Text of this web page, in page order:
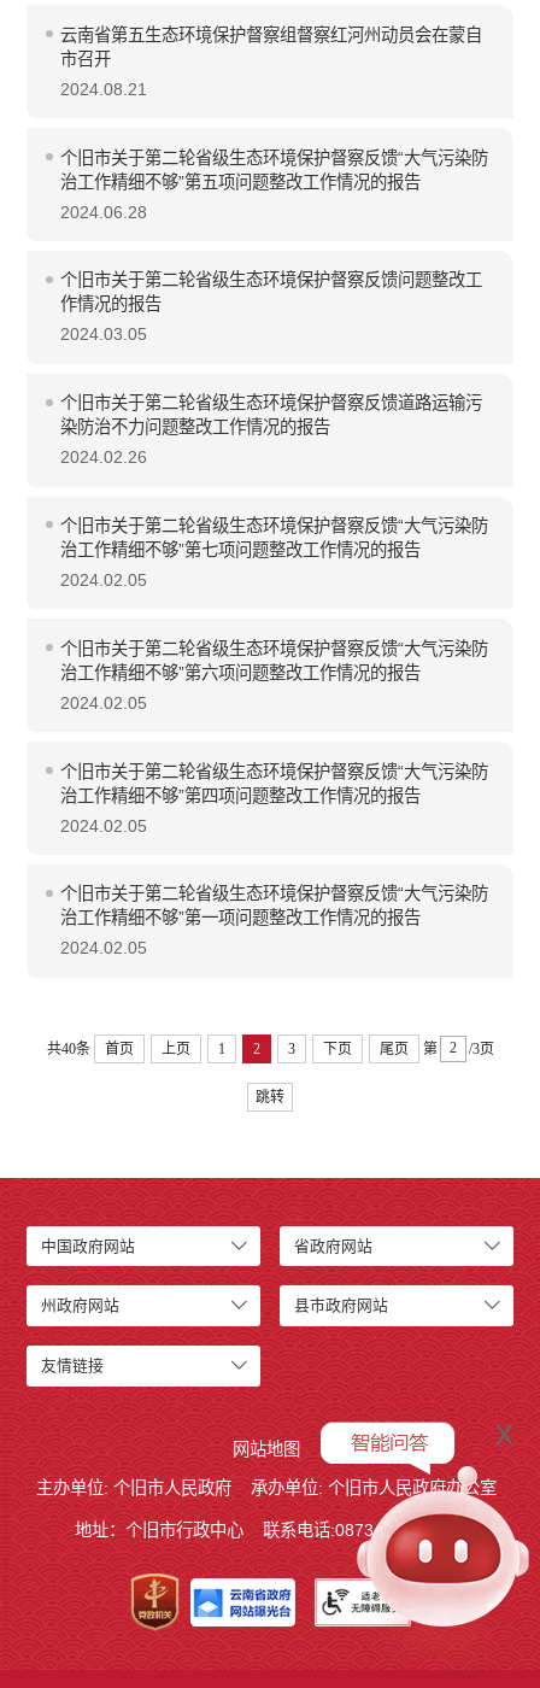
云南省第五生态环境保护督察组督察红河州动员会在蒙自
市召开
2024.08.21
个旧市关于第二轮省级生态环境保护督察反馈“大气污染防
治工作精细不够”第五项问题整改工作情况的报告
2024.06.28
个旧市关于第二轮省级生态环境保护督察反馈问题整改工
作情况的报告
2024.03.05
个旧市关于第二轮省级生态环境保护督察反馈道路运输污
染防治不力问题整改工作情况的报告
2024.02.26
个旧市关于第二轮省级生态环境保护督察反馈“大气污染防
治工作精细不够”第七项问题整改工作情况的报告
2024.02.05
个旧市关于第二轮省级生态环境保护督察反馈“大气污染防
治工作精细不够”第六项问题整改工作情况的报告
2024.02.05
个旧市关于第二轮省级生态环境保护督察反馈“大气污染防
治工作精细不够”第四项问题整改工作情况的报告
2024.02.05
个旧市关于第二轮省级生态环境保护督察反馈“大气污染防
治工作精细不够”第一项问题整改工作情况的报告
2024.02.05
共40条 首页 上页 1 2 3 下页 尾页 第 /3页
跳转
中国政府网站 省政府网站
州政府网站 县市政府网站
友情链接
网站地图
主办单位: 个旧市人民政府
承办单位: 个旧市人民政府办公室
地址：个旧市行政中心 联系电话:0873－2123215
x